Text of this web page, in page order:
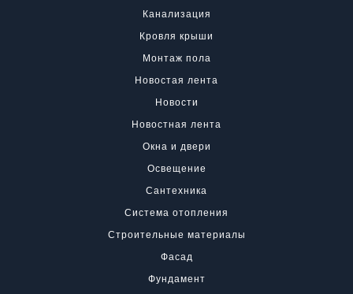
Канализация
Кровля крыши
Монтаж пола
Новостая лента
Новости
Новостная лента
Окна и двери
Освещение
Сантехника
Система отопления
Строительные материалы
Фасад
Фундамент